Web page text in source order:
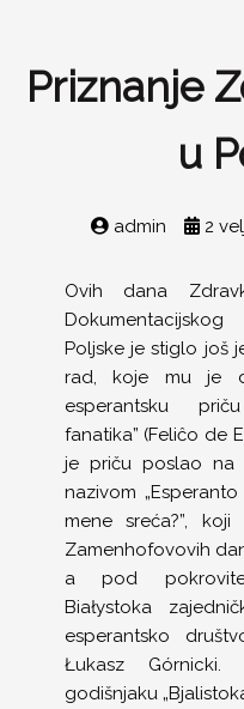
Priznanje
u
admin 2
Ovih dana
Poljske je stiglo još
rad, koje mu je
esperantsku
fanatika” (Feliĉo de
je priču poslao na
nazivom
mene sreća?”,
Zamenhofovovih
a pod
Białystoka
esperantsko
Łukasz
godišnjaku